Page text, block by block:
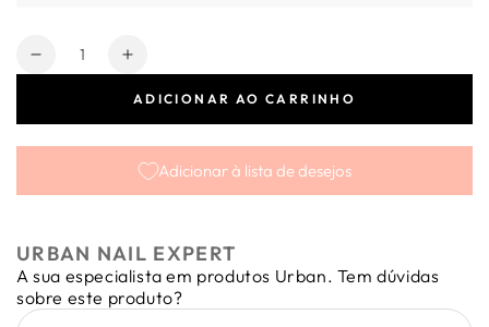
Quantidade
Diminuir
C3
Aumentar
quantidade
Pattern
C3
ADICIONAR AO CARRINHO
Adicionar à lista de desejos
URBAN NAIL EXPERT
A sua especialista em produtos Urban. Tem dúvidas
sobre este produto?